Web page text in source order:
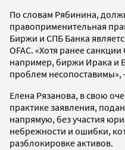
По словам Рябинина,
правоприменительная
Биржи и СПБ Банка
OFAC. «Хотя ранее
например, биржи Ирака
проблем несопоставимы»,
Елена Рязанова, в свою
практике заявления,
напрямую, без участия
небрежности и ошибки,
разблокировке активов.